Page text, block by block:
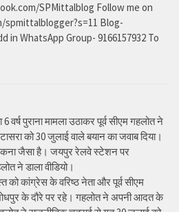
SPMittalblog Follow me on
Blog-
in WhatsApp Group- 9166157932 To
वर्ष पुराना मामला उठाकर पूर्व सीएम गहलोत ने
को 30 जुलाई वाले बयान का जवाब दिया।
जैसा है। जयपुर रेलवे स्टेशन पर
ने डाला वीडियो।
कांग्रेस के वरिष्ठ नेता और पूर्व सीएम
के दौरे पर रहे। गहलोत ने अपनी आदत के